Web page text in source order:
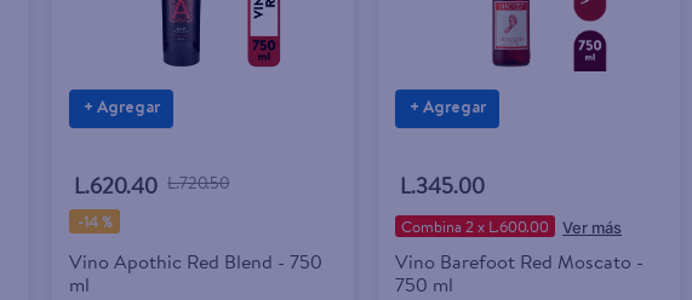
+ Agregar
L.620.40 L.720.50
-14 %
Vino Apothic Red Blend - 750
ml
+ Agregar
L.345.00
Combina 2 x L.600.00
Vino Barefoot Red Moscato -
750 ml